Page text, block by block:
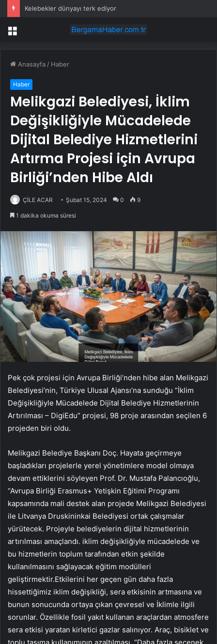
Kelebekler dünyayı terk ediyor
Menü
Anasayfa / Haber
Haber
Melikgazi Belediyesi, İklim
Değişikliğiyle Mücadelede
Dijital Belediye Hizmetlerini
Artırma Projesi için Avrupa
Birliği’nden Hibe Aldı
ÇİLE ACAR Şubat 15, 2024 0 9
1 dakika okuma süresi
Pek çok projesi için Avrupa Birliği’nden hibe alan Melikgazi
Belediyesi’nin, Türkiye Ulusal Ajansı’na sunduğu “İklim
Değişikliğiyle Mücadelede Dijital Belediye Hizmetlerinin
Artırılması – DigiEdu” projesi, 98 proje arasından seçilen 6
projeden biri oldu.
Melikgazi Belediye Başkanı Doç. Hayata geçirmeye
başladıkları projelerle yerel yönetimlere model olmaya
devam ettiklerini söyleyen Prof. Dr. Mustafa Palancıoğlu,
“Avrupa Birliği Erasmus+ Yetişkin Eğitimi Programı
kapsamında mali destek alan projede Melikgazi Belediyesi
ile Litvanya Druskininkai Belediyesi ortak çalışmalar
yürütecek. Projeyle belediyelerin dijital hizmetlerinin
artırılması amaçlandı. iklim değişikliğiyle mücadelede ve
bu hizmetlerin toplum tarafından etkin şekilde
kullanılmasını sağlayacak eğitim modülleri
geliştirmektir.Etkilerini her geçen gün daha fazla
hissettiğimiz iklim değişikliği, sera etkisinin artmasına ve
bunun sonucunda ortaya çıkan çevresel ve İklimle ilgili
sorunlar. Özellikle fosil yakıt kullanan araçlardan atmosfere
sera etkisi yaratan kirletici gazlar salınıyor. Araç, bisiklet ve